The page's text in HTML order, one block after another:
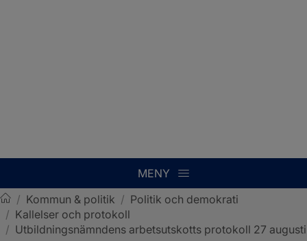
MENY
Sotenäs kommun
/ Kommun & politik / Politik och demokrati
/ Kallelser och protokoll
/ Utbildningsnämndens arbetsutskotts protokoll 27 augusti